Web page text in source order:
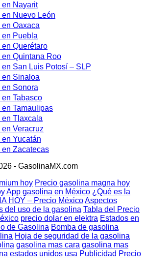
en Nayarit
Nuevo León
en Oaxaca
en Puebla
Querétaro
Quintana Roo
San Luis Potosí – SLP
en Sinaloa
en Sonora
Tabasco
Tamaulipas
en Tlaxcala
Veracruz
Yucatán
en Zacatecas
- GasolinaMX.com
hoy Precio gasolina magna hoy
App gasolina en México ¿Qué es la
HOY – Precio MéxicoAspectos
del uso de la gasolina Tabla del Precio
precio dolar en elektra Estados en
de Gasolina Bomba de gasolina
Hoja de seguridad de la gasolina
gasolina mas cara gasolina mas
estados unidos usa Publicidad Precio